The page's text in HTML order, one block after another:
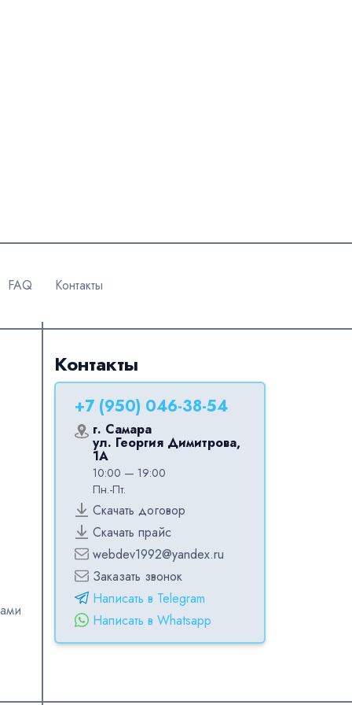
FAQ Контакты
Контакты
+7 (950) 046-38-54
г. Самара
ул. Георгия Димитрова,
1А
10:00 — 19:00
Пн.-Пт.
Скачать договор
Скачать прайс
webdev1992@yandex.ru
Заказать звонок
Написать в Telegram
Написать в Whatsapp